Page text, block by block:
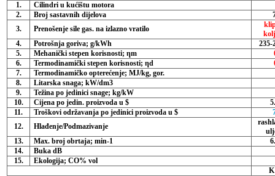
1.
Cilindri u kućištu motora
2.
Broj sastavnih dijelova
3.
Prenošenje sile gas. na izlazno vratilo
4.
Potrošnja goriva; g/kWh
235-
5.
Mehanički stepen korisnosti; ηm
6.
Termodinamički stepen korisnosti; ηd
7.
Termodinamičko opterećenje; MJ/kg, gor.
8.
Litarska snaga; kW/dm3
9.
Težina po jedinici snage; kg/kW
10.
Cijena po jedin. proizvoda u $
11.
Troškovi održavanja po jedinici proizvoda u $
12.
Hlađenje/Podmazivanje
13.
Max. broj obrtaja; min-1
14.
Buka dB
15.
Ekologija; CO% vol
K